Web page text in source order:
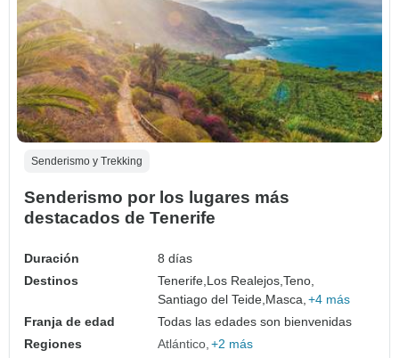
Senderismo y Trekking
Senderismo por los lugares más
destacados de Tenerife
Duración
8 días
Destinos
Tenerife, Los Realejos,Teno,
Santiago del Teide, Masca, +4 más
Franja de edad
Todas las edades son bienvenidas
Regiones
Atlántico +2 más